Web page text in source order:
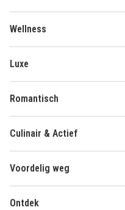
Wellness
Luxe
Romantisch
Culinair & Actief
Voordelig weg
Ontdek